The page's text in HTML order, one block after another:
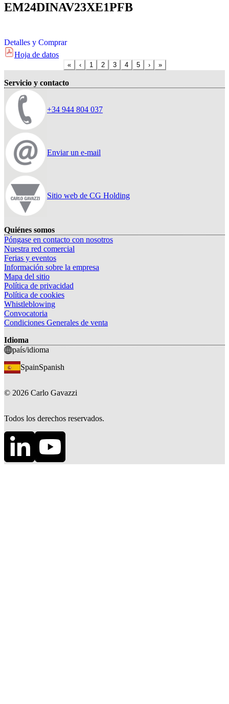
EM24DINAV23XE1PFB
Detalles y Comprar
Hoja de datos
« ‹ 1 2 3 4 5 › »
Servicio y contacto
+34 944 804 037
Enviar un e-mail
Sitio web de CG Holding
Quiénes somos
Póngase en contacto con nosotros
Nuestra red comercial
Ferias y eventos
Información sobre la empresa
Mapa del sitio
Política de privacidad
Política de cookies
Whistleblowing
Convocatoria
Condiciones Generales de venta
Idioma
país/idioma
SpainSpanish
© 2026 Carlo Gavazzi
Todos los derechos reservados.